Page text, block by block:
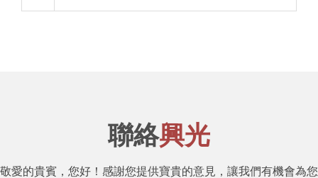
聯絡興光
敬愛的貴賓，您好！感謝您提供寶貴的意見，讓我們有機會為您